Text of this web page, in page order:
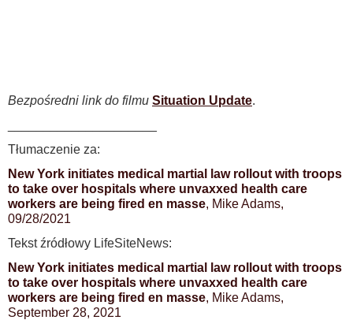
Bezpośredni link do filmu Situation Update.
Tłumaczenie za:
New York initiates medical martial law rollout with troops
to take over hospitals where unvaxxed health care
workers are being fired en masse, Mike Adams,
09/28/2021
Tekst źródłowy LifeSiteNews:
New York initiates medical martial law rollout with troops
to take over hospitals where unvaxxed health care
workers are being fired en masse, Mike Adams,
September 28, 2021